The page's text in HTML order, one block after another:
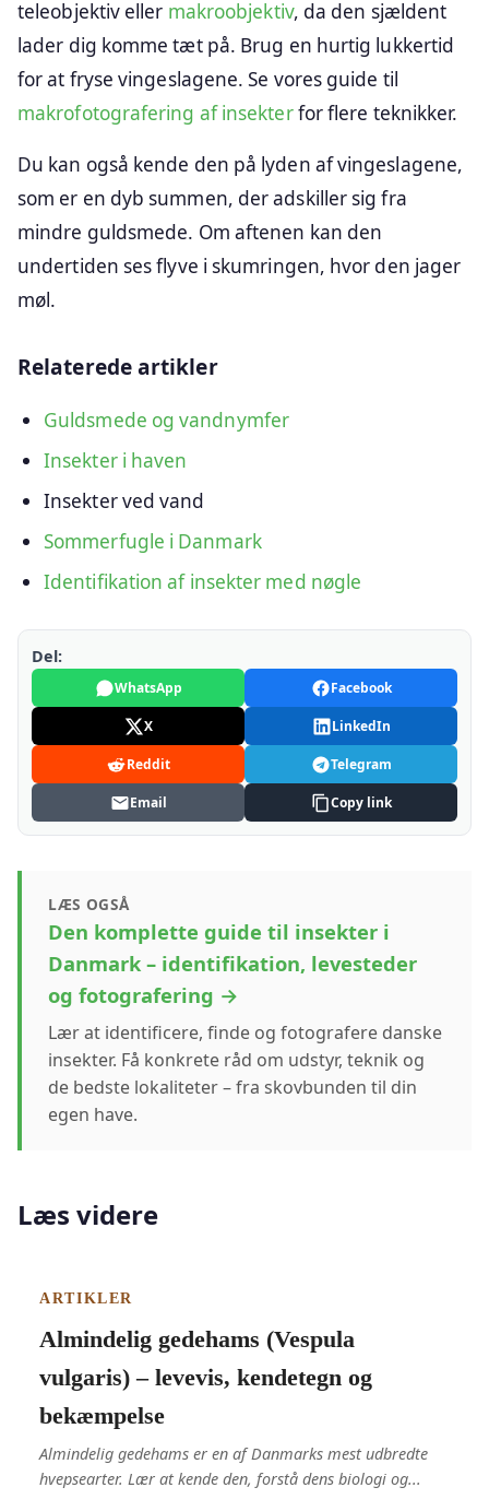
teleobjektiv eller makroobjektiv, da den sjældent
lader dig komme tæt på. Brug en hurtig lukkertid
for at fryse vingeslagene. Se vores guide til
makrofotografering af insekterfor flere teknikker.
Du kan også kende den på lyden af vingeslagene,
som er en dyb summen, der adskiller sig fra
mindre guldsmede. Om aftenen kan den
undertiden ses flyve i skumringen, hvor den jager
møl.
Relaterede artikler
Guldsmede og vandnymfer
Insekter i haven
Insekter ved vand
Sommerfugle i Danmark
Identifikation af insekter med nøgle
Del:
WhatsApp Facebook
X LinkedIn
Reddit Telegram
Email Copy link
LÆS OGSÅ
Den komplette guide til insekter i
Danmark – identifikation, levesteder
og fotografering →
Lær at identificere, finde og fotografere danske
insekter. Få konkrete råd om udstyr, teknik og
de bedste lokaliteter – fra skovbunden til din
egen have.
Læs videre
ARTIKLER
Almindelig gedehams (Vespula
vulgaris) – levevis, kendetegn og
bekæmpelse
Almindelig gedehams er en af Danmarks mest udbredte
hvepsearter. Lær at kende den, forstå dens biologi og...